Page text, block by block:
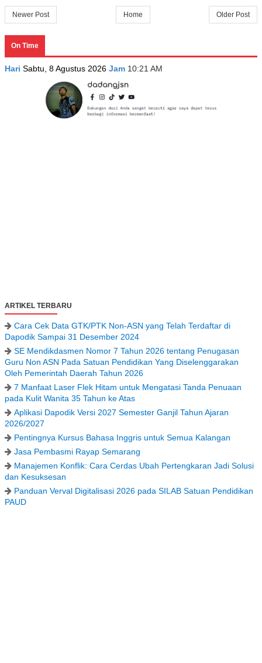
Newer Post Older Post
Home
On Time
Hari Sabtu, 8 Agustus 2026 Jam 10:21 AM
ARTIKEL TERBARU
Cara Cek Data GTK/PTK Non-ASN yang Telah Terdaftar di
Dapodik Sampai 31 Desember 2024
SE Mendikdasmen Nomor 7 Tahun 2026 tentang Penugasan
Guru Non ASN Pada Satuan Pendidikan Yang Diselenggarakan
Oleh Pemerintah Daerah Tahun 2026
7 Manfaat Laser Flek Hitam untuk Mengatasi Tanda Penuaan
pada Kulit Wanita 35 Tahun ke Atas
Aplikasi Dapodik Versi 2027 Semester Ganjil Tahun Ajaran
2026/2027
Pentingnya Kursus Bahasa Inggris untuk Semua Kalangan
Jasa Pembasmi Rayap Semarang
Manajemen Konflik: Cara Cerdas Ubah Pertengkaran Jadi Solusi
dan Kesuksesan
Panduan Verval Digitalisasi 2026 pada SILAB Satuan Pendidikan
PAUD